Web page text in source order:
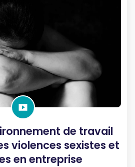
de travail
violences sexistes et
en entreprise